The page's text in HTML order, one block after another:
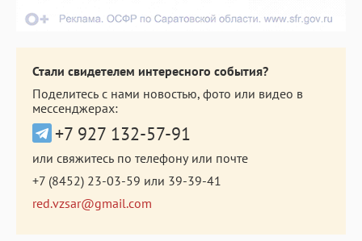
Стали свидетелем интересного события?
Поделитесь с нами новостью, фото или видео в
мессенджерах:
+7 927 132-57-91
или свяжитесь по телефону или почте
+7 (8452) 23-03-59 или 39-39-41
red.vzsar@gmail.com